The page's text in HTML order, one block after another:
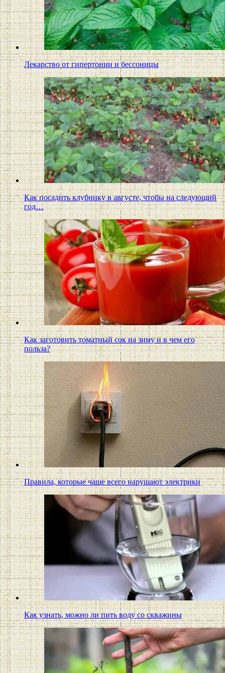
Лекарство от гипертонии и бессоницы
Как посадить клубнику в августе, чтобы на следующий
год…
Как заготовить томатный сок на зиму и в чем его
польза?
Правила, которые чаще всего нарушают электрики
Как узнать, можно ли пить воду со скважины